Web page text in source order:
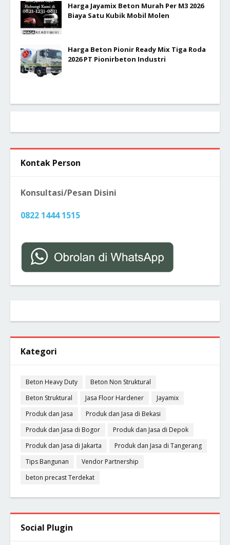
Harga Jayamix Beton Murah Per M3 2026
Biaya Satu Kubik Mobil Molen
Harga Beton Pionir Ready Mix Tiga Roda
2026 PT Pionirbeton Industri
Kontak Person
Konsultasi/Pesan Disini
0822 1444 1515
Kategori
Beton Heavy Duty
Beton Non Struktural
Beton Struktural
Jasa Floor Hardener
Jayamix
Produk dan Jasa
Produk dan Jasa di Bekasi
Produk dan Jasa di Bogor
Produk dan Jasa di Depok
Produk dan Jasa di Jakarta
Produk dan Jasa di Tangerang
Tips Bangunan
Vendor Partnership
beton precast Terdekat
Social Plugin